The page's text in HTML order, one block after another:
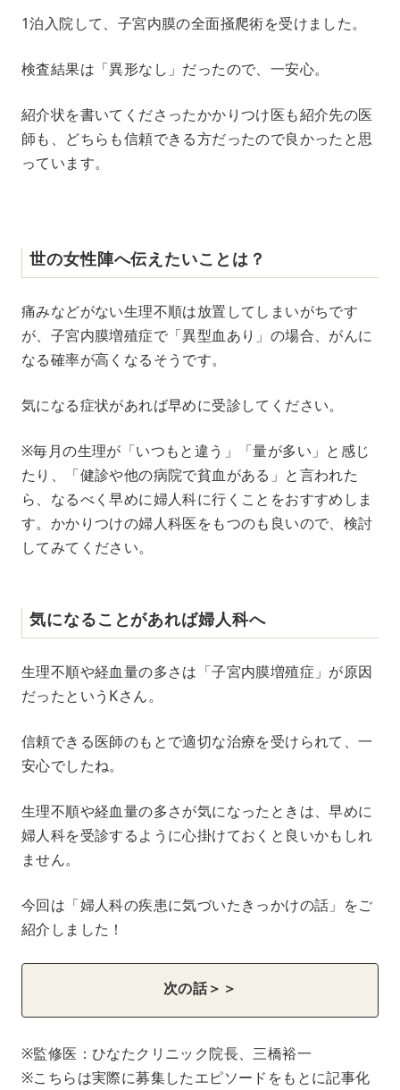
1泊入院して、子宮内膜の全面掻爬術を受けました。
検査結果は「異形なし」だったので、一安心。
紹介状を書いてくださったかかりつけ医も紹介先の医
師も、どちらも信頼できる方だったので良かったと思
っています。
世の女性陣へ伝えたいことは？
痛みなどがない生理不順は放置してしまいがちです
が、子宮内膜増殖症で「異型血あり」の場合、がんに
なる確率が高くなるそうです。
気になる症状があれば早めに受診してください。
※毎月の生理が「いつもと違う」「量が多い」と感じ
たり、「健診や他の病院で貧血がある」と言われた
ら、なるべく早めに婦人科に行くことをおすすめしま
す。かかりつけの婦人科医をもつのも良いので、検討
してみてください。
気になることがあれば婦人科へ
生理不順や経血量の多さは「子宮内膜増殖症」が原因
だったというKさん。
信頼できる医師のもとで適切な治療を受けられて、一
安心でしたね。
生理不順や経血量の多さが気になったときは、早めに
婦人科を受診するように心掛けておくと良いかもしれ
ません。
今回は「婦人科の疾患に気づいたきっかけの話」をご
紹介しました！
次の話＞＞
※監修医：ひなたクリニック院長、三橋裕一
※こちらは実際に募集したエピソードをもとに記事化